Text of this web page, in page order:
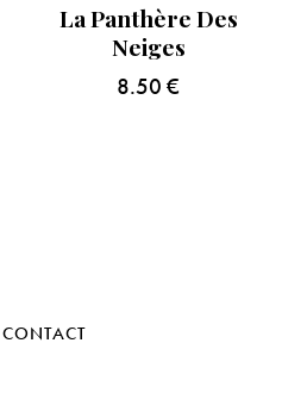
La Panthère Des
Neiges
8.50 €
CONTACT